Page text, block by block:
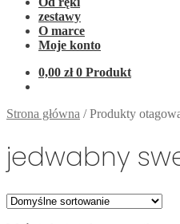
zestawy
O marce
Moje konto
0,00 zł 0 Produkt
Strona główna /Produkty
jedwabny